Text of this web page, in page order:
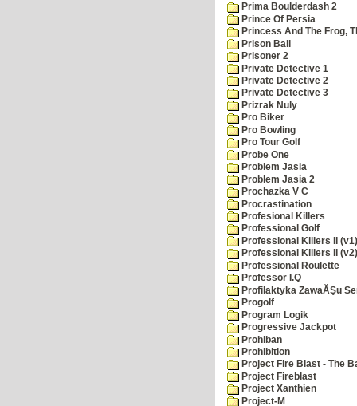
Prima Boulderdash 2
Prince Of Persia
Princess And The Frog,
Prison Ball
Prisoner 2
Private Detective 1
Private Detective 2
Private Detective 3
Prizrak Nuly
Pro Biker
Pro Bowling
Pro Tour Golf
Probe One
Problem Jasia
Problem Jasia 2
Prochazka V C
Procrastination
Profesional Killers
Professional Golf
Professional Killers II (v1)
Professional Killers II (v2)
Professional Roulette
Professor I.Q
Profilaktyka ZawaĂŞu
Progolf
Program Logik
Progressive Jackpot
Prohiban
Prohibition
Project Fire Blast - The
Project Fireblast
Project Xanthien
Project-M